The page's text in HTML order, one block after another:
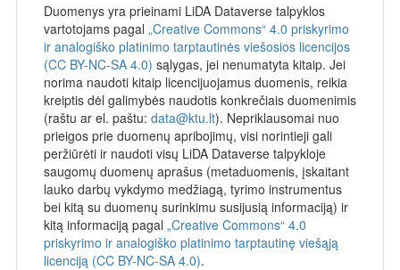
Duomenys yra prieinami LiDA Dataverse talpyklos
vartotojams pagal „Creative Commons“ 4.0 priskyrimo
ir analogiško platinimo tarptautinės viešosios licencijos
(CC BY-NC-SA 4.0) sąlygas, jei nenumatyta kitaip. Jei
norima naudoti kitaip licencijuojamus duomenis, reikia
kreiptis dėl galimybės naudotis konkrečiais duomenimis
(raštu ar el. paštu: data@ktu.lt). Nepriklausomai nuo
prieigos prie duomenų apribojimų, visi norintieji gali
peržiūrėti ir naudoti visų LiDA Dataverse talpykloje
saugomų duomenų aprašus (metaduomenis, įskaitant
lauko darbų vykdymo medžiagą, tyrimo instrumentus
bei kitą su duomenų surinkimu susijusią informaciją) ir
kitą informaciją pagal „Creative Commons“ 4.0
priskyrimo ir analogiško platinimo tarptautinę viešąją
licenciją (CC BY-NC-SA 4.0).